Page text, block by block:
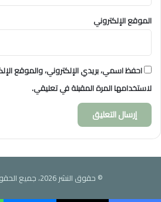
الموقع الإلكتروني
احفظ اسمي، بريدي الإلكتروني، والموقع
لاستخدامها المرة المقبلة في تعليقي.
© حقوق النشر 2026، جميع الحقوق محفوظة